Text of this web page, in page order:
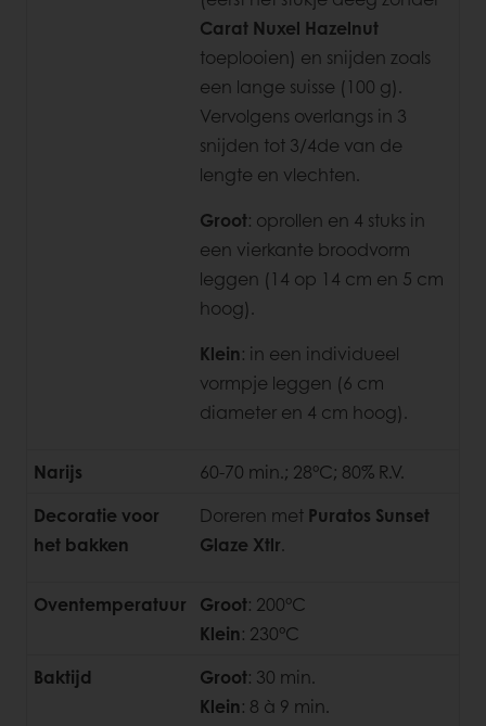
Carat Nuxel Hazelnut
toeplooien) en snijden zoals
een lange suisse (100 g).
Vervolgens overlangs in 3
snijden tot 3/4de van de
lengte en vlechten.
Groot: oprollen en 4 stuks in
een vierkante broodvorm
leggen (14 op 14 cm en 5 cm
hoog).
Klein: in een individueel
vormpje leggen (6 cm
diameter en 4 cm hoog).
Narijs
60-70 min.; 28°C; 80% R.V.
Decoratie voor
het bakken
Doreren met Puratos Sunset
Glaze Xtlr.
Oventemperatuur Groot: 200°C
Klein: 230°C
Baktijd
Groot: 30 min.
Klein: 8 à 9 min.